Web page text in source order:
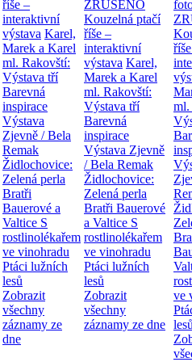
říše –
interaktivní
výstava Karel,
Marek a Karel
ml. Rakovští:
Výstava tří
Barevná
inspirace
Výstava
Zjevně / Bela
Remak
Židlochovice:
Zelená perla
Bratři
Bauerové a
Valtice S
rostlinolékařem
ve vinohradu
Ptáci lužních
lesů
Zobrazit
všechny
záznamy ze
dne
ZRUŠENO
Kouzelná ptačí
říše –
interaktivní
výstava Karel,
Marek a Karel
ml. Rakovští:
Výstava tří
Barevná
inspirace
Výstava Zjevně
/ Bela Remak
Židlochovice:
Zelená perla
Bratři Bauerové
a Valtice S
rostlinolékařem
ve vinohradu
Ptáci lužních
lesů
Zobrazit
všechny
záznamy ze dne
ml.
ve